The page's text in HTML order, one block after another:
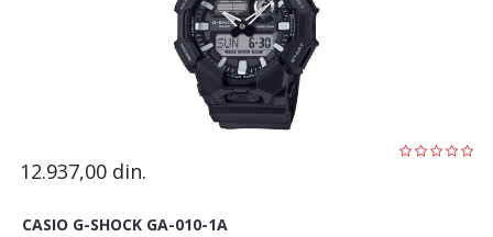
12.937,00 din.
CASIO G-SHOCK GA-010-1A